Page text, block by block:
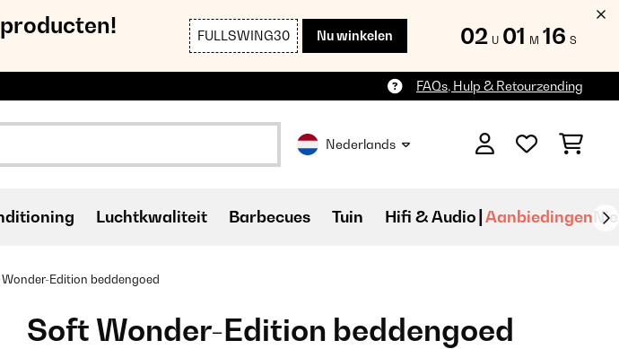
FULLSWING30 Nu winkelen 02 U 01 M 15 S
FAQs, Hulp & Retourzending
Nederlands
Luchtkwaliteit Barbecues Tuin Hifi & Audio Aanbiedingen
Edition beddengoed
Soft Wonder-Edition beddengoed